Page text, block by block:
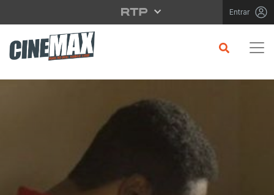
Saltar para o conteúdo principal Entrar